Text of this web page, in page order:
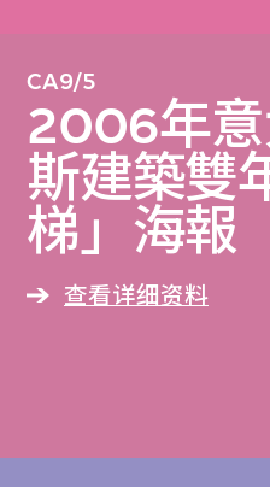
CA9/5
2006年
斯建築雙
梯」海報
查看详细资料